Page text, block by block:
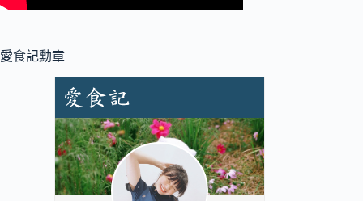
愛食記勳章